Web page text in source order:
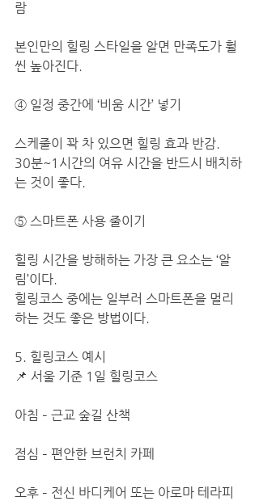
람
본인만의 힐링 스타일을 알면 만족도가 훨
씬 높아진다.
④ 일정 중간에 ‘비움 시간’ 넣기
스케줄이 꽉 차 있으면 힐링 효과 반감.
30분~1시간의 여유 시간을 반드시 배치하
는 것이 좋다.
⑤ 스마트폰 사용 줄이기
힐링 시간을 방해하는 가장 큰 요소는 ‘알
림’이다.
힐링코스 중에는 일부러 스마트폰을 멀리
하는 것도 좋은 방법이다.
5. 힐링코스 예시
📌 서울 기준 1일 힐링코스
아침 – 근교 숲길 산책
점심 – 편안한 브런치 카페
오후 – 전신 바디케어 또는 아로마 테라피